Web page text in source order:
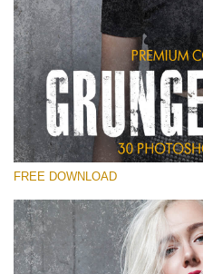
Free Photoshop Overlay
Small 800*533px
Grunge Style
(30 Overlays)
Entire Collection
(1783 Overlays)
FREE DOWNLOAD